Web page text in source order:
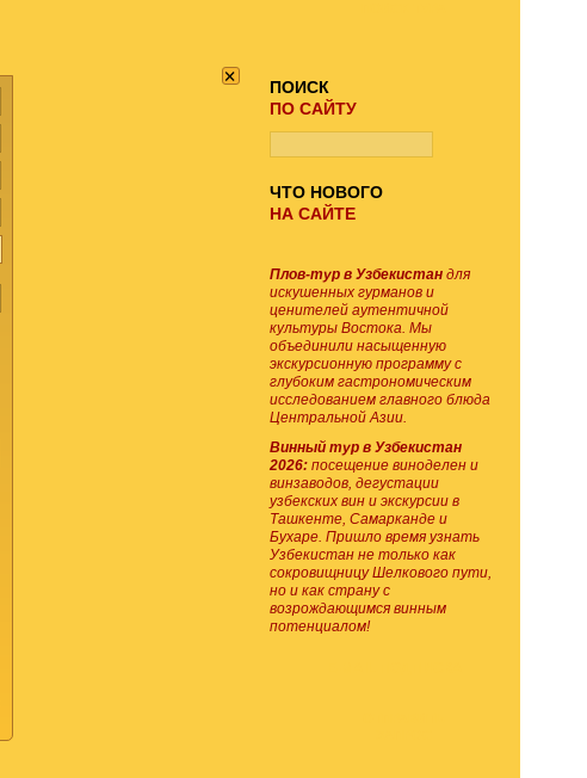
×
ПОИСК
ПО САЙТУ
ЧТО НОВОГО
НА САЙТЕ
Плов-тур в Узбекистан для
искушенных гурманов и
ценителей аутентичной
культуры Востока. Мы
объединили насыщенную
экскурсионную программу с
глубоким гастрономическим
исследованием главного блюда
Центральной Азии.
Винный тур в Узбекистан
2026: посещение виноделен и
винзаводов, дегустации
узбекских вин и экскурсии в
Ташкенте, Самарканде и
Бухаре. Пришло время узнать
Узбекистан не только как
сокровищницу Шелкового пути,
но и как страну с
возрождающимся винным
потенциалом!